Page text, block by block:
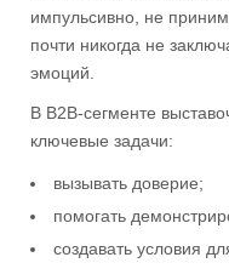
импульсивно, не
почти никогда не
эмоций.
В B2B-сегменте
ключевые задачи:
вызывать доверие;
помогать
создавать условия